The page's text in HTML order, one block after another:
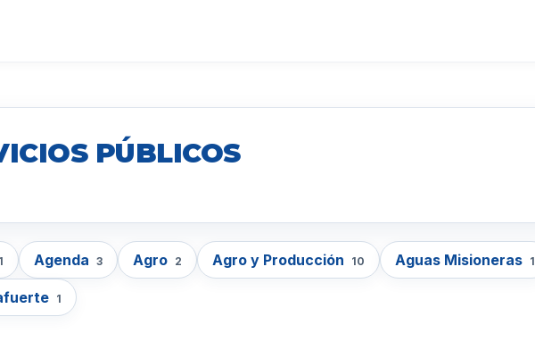
PÚBLICOS
1 Agenda 3 Agro 2 Agro y Producción 10 Aguas Misioneras 1
1